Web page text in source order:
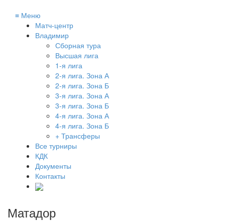
≡ Меню
Матч-центр
Владимир
Сборная тура
Высшая лига
1-я лига
2-я лига. Зона А
2-я лига. Зона Б
3-я лига. Зона А
3-я лига. Зона Б
4-я лига. Зона А
4-я лига. Зона Б
+ Трансферы
Все турниры
КДК
Документы
Контакты
Матадор